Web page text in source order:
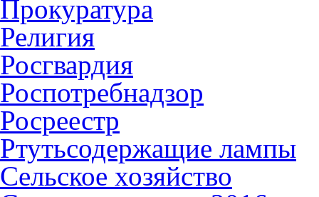
Прокуратура
Религия
Росгвардия
Роспотребнадзор
Росреестр
Ртутьсодержащие лампы
Сельское хозяйство